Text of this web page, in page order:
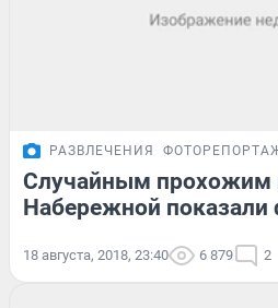
РАЗВЛЕЧЕНИЯ
Случайным прохожим
Набережной
18 августа, 2018, 23:40 6 879 2